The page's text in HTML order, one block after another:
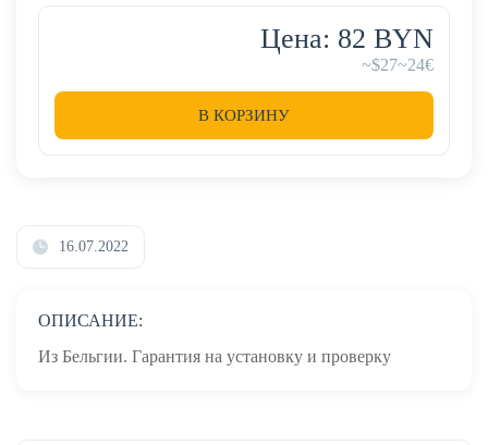
Цена: 82 BYN
~$27~24€
В КОРЗИНУ
16.07.2022
ОПИСАНИЕ:
Из Бельгии. Гарантия на установку и проверку